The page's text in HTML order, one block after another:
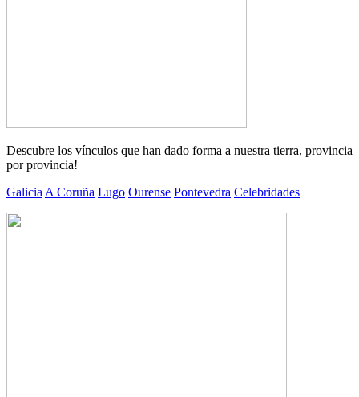
Descubre los vínculos que han dado forma a nuestra tierra, provincia
por provincia!
Galicia A Coruña Lugo Ourense Pontevedra Celebridades